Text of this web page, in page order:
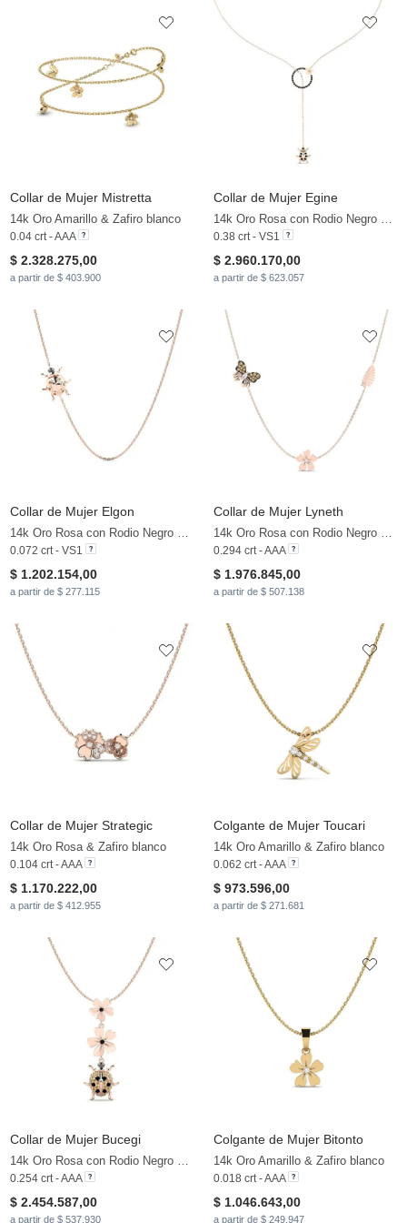
Collar de Mujer Mistretta
14k Oro Amarillo & Zafiro blanco
0.04 crt - AAA
$ 2.328.275,00
a partir de $ 403.900
Collar de Mujer Egine
14k Oro Rosa con Rodio Negro & Diamante Marrón & Diamante Negro
0.38 crt - VS1
$ 2.960.170,00
a partir de $ 623.057
Collar de Mujer Elgon
14k Oro Rosa con Rodio Negro & Diamante Marrón
0.072 crt - VS1
$ 1.202.154,00
a partir de $ 277.115
Collar de Mujer Lyneth
14k Oro Rosa con Rodio Negro & Zafiro blanco & Diamante Marrón
0.294 crt - AAA
$ 1.976.845,00
a partir de $ 507.138
Collar de Mujer Strategic
14k Oro Rosa & Zafiro blanco
0.104 crt - AAA
$ 1.170.222,00
a partir de $ 412.955
Colgante de Mujer Toucari
14k Oro Amarillo & Zafiro blanco
0.062 crt - AAA
$ 973.596,00
a partir de $ 271.681
Collar de Mujer Bucegi
14k Oro Rosa con Rodio Negro & Diamante Negro & Diamante Marrón
0.254 crt - AAA
$ 2.454.587,00
a partir de $ 537.930
Colgante de Mujer Bitonto
14k Oro Amarillo & Zafiro blanco
0.018 crt - AAA
$ 1.046.643,00
a partir de $ 249.947